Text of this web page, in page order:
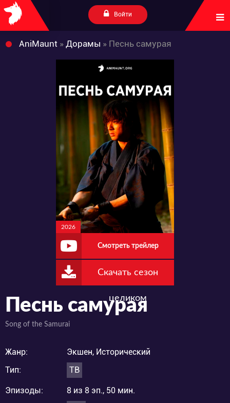
Войти
AniMaunt » Дорамы » Песнь самурая
2026
Смотреть трейлер
Скачать сезон
целиком
Песнь самурая
Song of the Samurai
Жанр:
Экшен, Исторический
Тип:
ТВ
Эпизоды:
8 из 8 эп., 50 мин.